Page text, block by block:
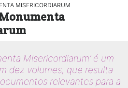
MISERICORDIARUM
Misericordiarum’ é um
dez volumes, que resulta
relevantes para a